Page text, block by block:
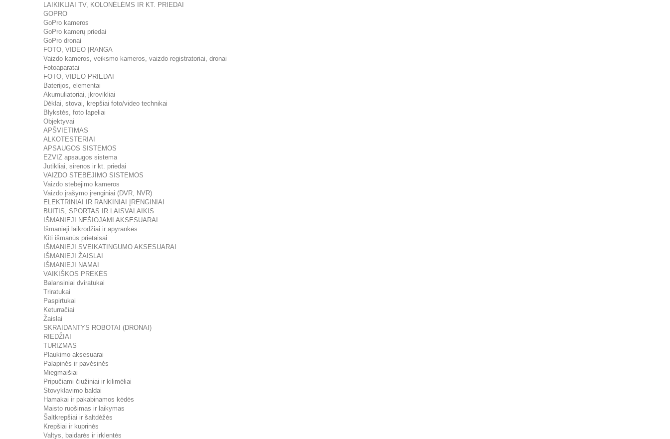
LAIKIKLIAI TV, KOLONĖLĖMS IR KT. PRIEDAI
GOPRO
GoPro kameros
GoPro kamerų priedai
GoPro dronai
FOTO, VIDEO ĮRANGA
Vaizdo kameros, veiksmo kameros, vaizdo registratoriai, dronai
Fotoaparatai
FOTO, VIDEO PRIEDAI
Baterijos, elementai
Akumuliatoriai, įkrovikliai
Dėklai, stovai, krepšiai foto/video technikai
Blykstės, foto lapeliai
Objektyvai
APŠVIETIMAS
ALKOTESTERIAI
APSAUGOS SISTEMOS
EZVIZ apsaugos sistema
Jutikliai, sirenos ir kt. priedai
VAIZDO STEBĖJIMO SISTEMOS
Vaizdo stebėjimo kameros
Vaizdo įrašymo įrenginiai (DVR, NVR)
ELEKTRINIAI IR RANKINIAI ĮRENGINIAI
BUITIS, SPORTAS IR LAISVALAIKIS
IŠMANIEJI NEŠIOJAMI AKSESUARAI
Išmanieji laikrodžiai ir apyrankės
Kiti išmanūs prietaisai
IŠMANIEJI SVEIKATINGUMO AKSESUARAI
IŠMANIEJI ŽAISLAI
IŠMANIEJI NAMAI
VAIKIŠKOS PREKĖS
Balansiniai dviratukai
Triratukai
Paspirtukai
Keturračiai
Žaislai
SKRAIDANTYS ROBOTAI (DRONAI)
RIEDŽIAI
TURIZMAS
Plaukimo aksesuarai
Palapinės ir pavėsinės
Miegmaišiai
Pripučiami čiužiniai ir kilimėliai
Stovyklavimo baldai
Hamakai ir pakabinamos kėdės
Maisto ruošimas ir laikymas
Šaltkrepšiai ir šaltdėžės
Krepšiai ir kuprinės
Valtys, baidarės ir irklentės